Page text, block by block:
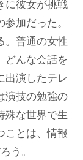
に彼女が挑戦
加だった。
。普通の女性
んな会話を
出演したテレ
演技の勉強の
殊な世界で生
ことは、情報
う。